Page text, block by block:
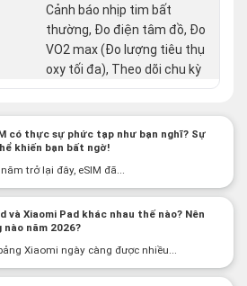
Cảnh báo nhịp tim bất
thường, Đo điện tâm đồ, Đo
VO2 max (Đo lượng tiêu thụ
oxy tối đa), Theo dõi chu kỳ
có thực sự phức tạp như bạn nghĩ? Sự
khiến bạn bất ngờ!
trở lại đây, eSIM đã...
và Xiaomi Pad khác nhau thế nào? Nên
nào năm 2026?
Xiaomi ngày càng được nhiều...